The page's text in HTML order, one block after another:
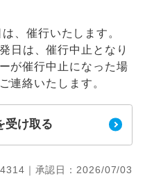
、催行いたします。
日は、催行中止となり
が催行中止になった場
連絡いたします。
受け取る
｜承認日：2026/07/03